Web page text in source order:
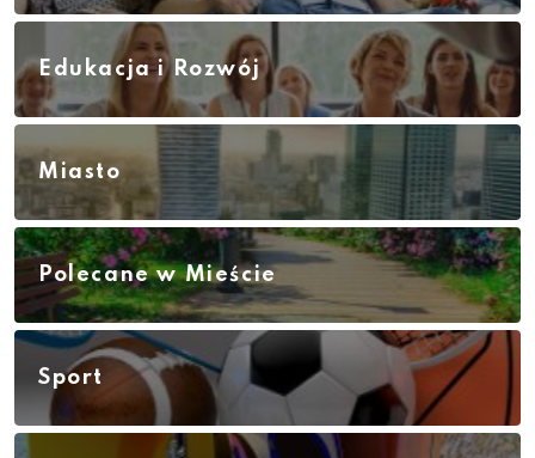
Edukacja i Rozwój
Miasto
Polecane w Mieście
Sport